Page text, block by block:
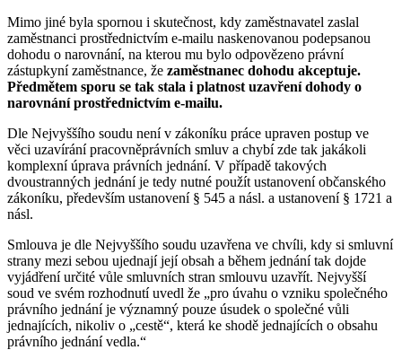
Mimo jiné byla spornou i skutečnost, kdy zaměstnavatel zaslal
zaměstnanci prostřednictvím e-mailu naskenovanou podepsanou
dohodu o narovnání, na kterou mu bylo odpovězeno právní
zástupkyní zaměstnance, že zaměstnanec dohodu akceptuje.
Předmětem sporu se tak stala i platnost uzavření dohody o
narovnání prostřednictvím e-mailu.
Dle Nejvyššího soudu není v zákoníku práce upraven postup ve
věci uzavírání pracovněprávních smluv a chybí zde tak jakákoli
komplexní úprava právních jednání. V případě takových
dvoustranných jednání je tedy nutné použít ustanovení občanského
zákoníku, především ustanovení § 545 a násl. a ustanovení § 1721 a
násl.
Smlouva je dle Nejvyššího soudu uzavřena ve chvíli, kdy si smluvní
strany mezi sebou ujednají její obsah a během jednání tak dojde
vyjádření určité vůle smluvních stran smlouvu uzavřít. Nejvyšší
soud ve svém rozhodnutí uvedl že „pro úvahu o vzniku společného
právního jednání je významný pouze úsudek o společné vůli
jednajících, nikoliv o „cestě“, která ke shodě jednajících o obsahu
právního jednání vedla.“